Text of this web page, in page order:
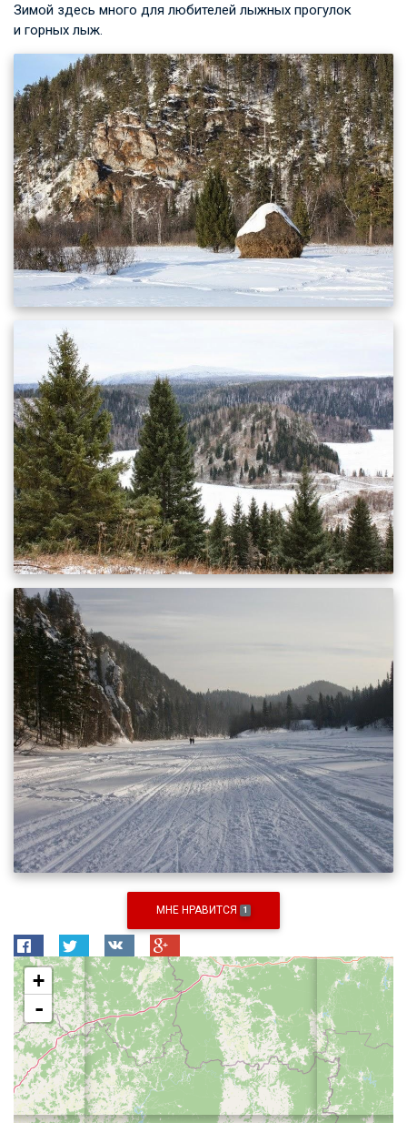
Зимой здесь много для любителей лыжных прогулок
и горных лыж.
МНЕ НРАВИТСЯ 1
+
-